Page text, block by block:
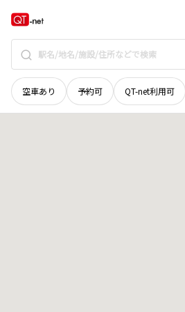
空車あり 予約可 QT-net利用可
宮城県